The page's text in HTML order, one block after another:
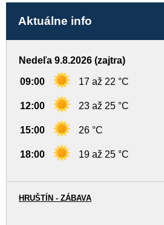
Aktuálne info
Nedeľa 9.8.2026 (zajtra)
09:00 17 až 22 °C
12:00 23 až 25 °C
15:00 26 °C
18:00 19 až 25 °C
HRUŠTÍN - ZÁBAVA